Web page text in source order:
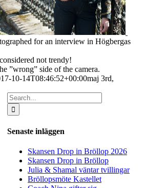
for an interview in Högbergas
not trendy!
”wrong” side of the camera.
10-14T08:46:52+00:00maj 3rd,
Search
for:
Senaste inläggen
Skansen Drop in Bröllop 2026
Skansen Drop in Bröllop
Julia & Shamal väntar tvillingar
Bröllopsmöte Kastellet